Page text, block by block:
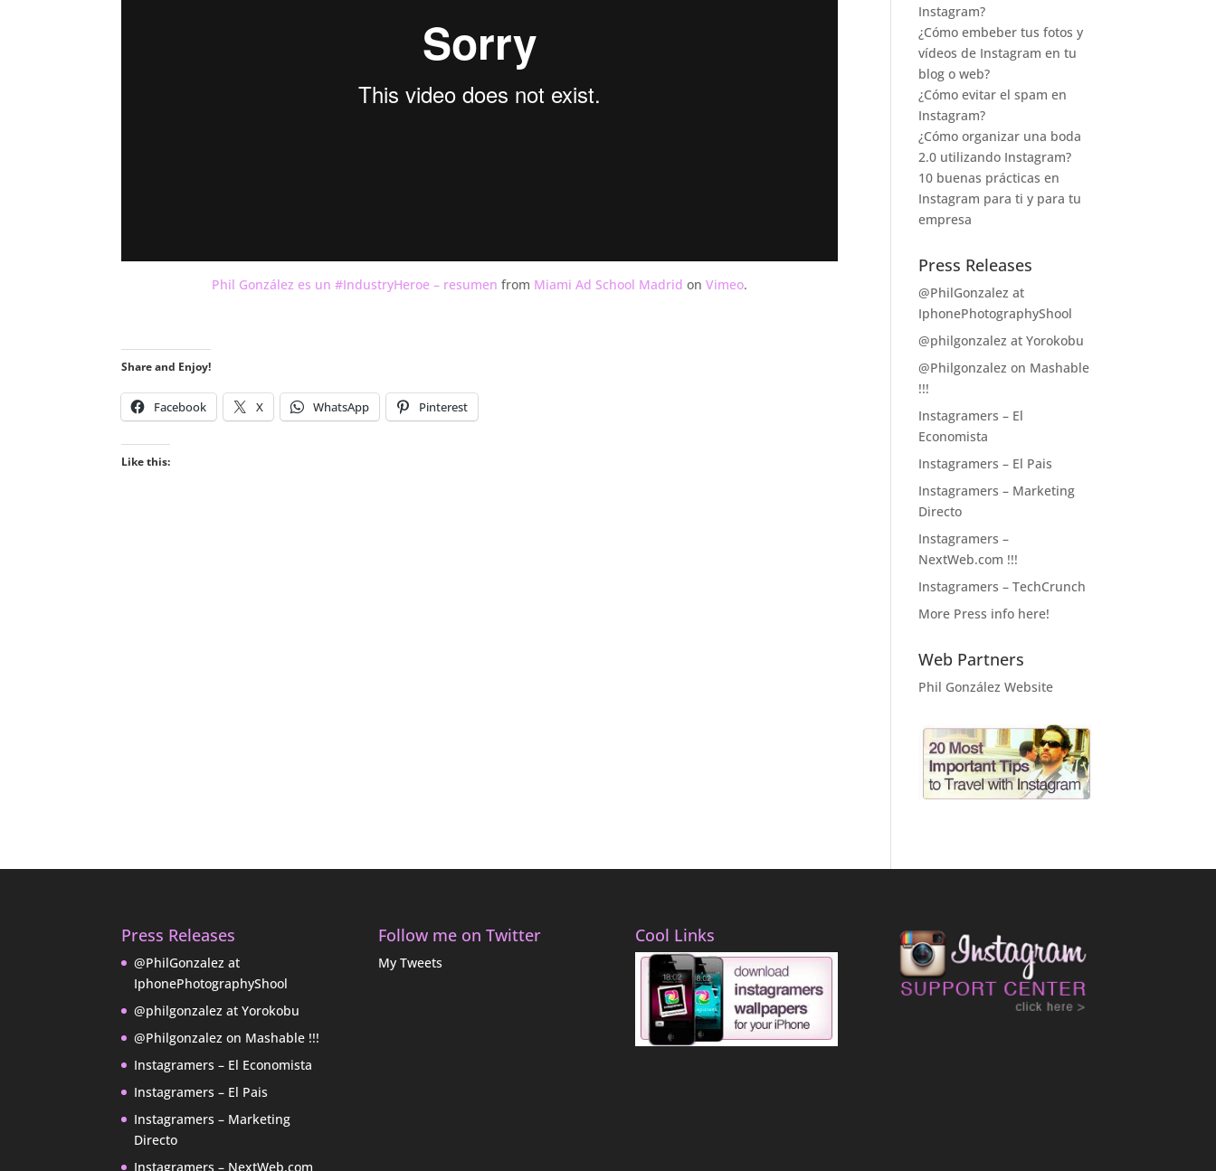
Phil González es un #IndustryHeroe – resumen from Miami Ad School Madrid onVimeo.
Share and Enjoy!
Facebook X WhatsApp Pinterest
Like this:
Instagram?
¿Cómo embeber tus fotos y
vídeos de Instagram en tu
blog o web?
¿Cómo evitar el spam en
Instagram?
¿Cómo organizar una boda
2.0 utilizando Instagram?
10 buenas prácticas en
Instagram para ti y para tu
empresa
Press Releases
@PhilGonzalez at
IphonePhotographyShool
@philgonzalez at Yorokobu
@Philgonzalez on Mashable
!!!
Instagramers – El
Economista
Instagramers – El Pais
Instagramers – Marketing
Directo
Instagramers –
NextWeb.com !!!
Instagramers – TechCrunch
More Press info here!
Web Partners
Phil González Website
Press Releases
@PhilGonzalez at
IphonePhotographyShool
@philgonzalez at Yorokobu
@Philgonzalez on Mashable !!!
Instagramers – El Economista
Instagramers – El Pais
Instagramers – Marketing
Directo
Instagramers – NextWeb.com
Follow me on Twitter
My Tweets
Cool Links